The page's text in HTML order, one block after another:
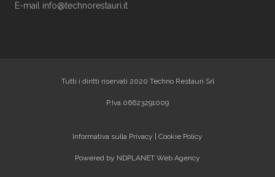
E-mail info@technorestauri.it
Tutti i diritti riservati 2020 Techno Restauri Srl
P.Iva 06623291009
Informativa sulla Privacy Cookie Policy
Powered by NDPLANET Web Agency